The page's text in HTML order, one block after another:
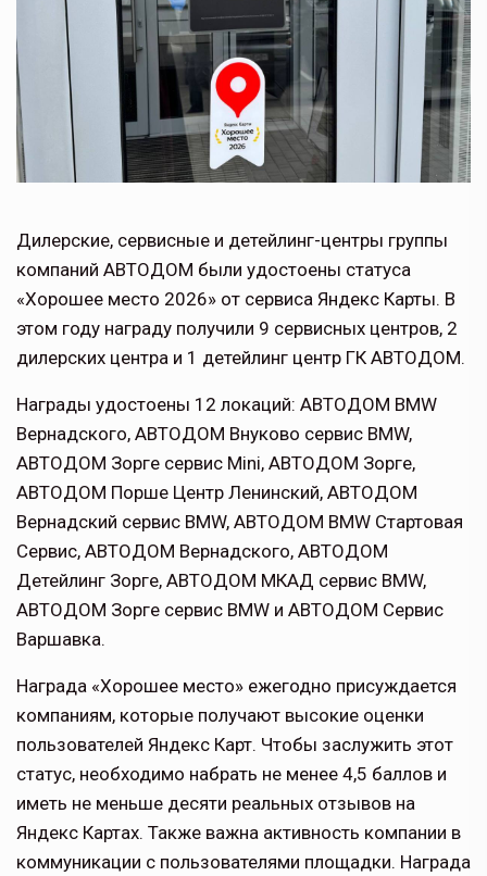
Дилерские, сервисные и детейлинг-центры группы
компаний АВТОДОМ были удостоены статуса
«Хорошее место 2026» от сервиса Яндекс Карты. В
этом году награду получили 9 сервисных центров, 2
дилерских центра и 1 детейлинг центр ГК АВТОДОМ.
Награды удостоены 12 локаций: АВТОДОМ BMW
Вернадского, АВТОДОМ Внуково сервис BMW,
АВТОДОМ Зорге сервис Mini, АВТОДОМ Зорге,
АВТОДОМ Порше Центр Ленинский, АВТОДОМ
Вернадский сервис BMW, АВТОДОМ BMW Стартовая
Сервис, АВТОДОМ Вернадского, АВТОДОМ
Детейлинг Зорге, АВТОДОМ МКАД сервис BMW,
АВТОДОМ Зорге сервис BMW и АВТОДОМ Сервис
Варшавка.
Награда «Хорошее место» ежегодно присуждается
компаниям, которые получают высокие оценки
пользователей Яндекс Карт. Чтобы заслужить этот
статус, необходимо набрать не менее 4,5 баллов и
иметь не меньше десяти реальных отзывов на
Яндекс Картах. Также важна активность компании в
коммуникации с пользователями площадки. Награда